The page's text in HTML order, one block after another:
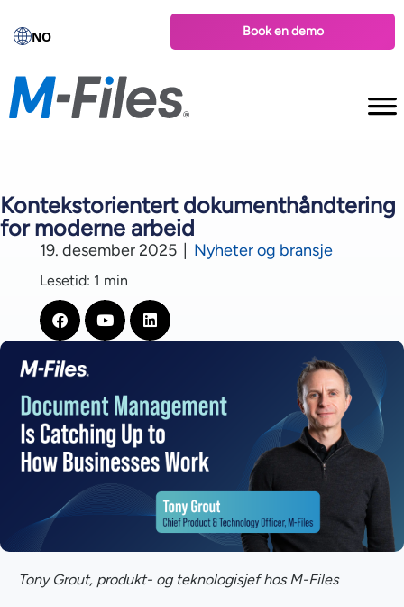
NO Book en demo
Kontekstorientert dokumenthåndtering
for moderne arbeid
19. desember 2025 Nyheter og bransje
Lesetid: 1 min
Tony Grout, produkt- og teknologisjef hos M-Files